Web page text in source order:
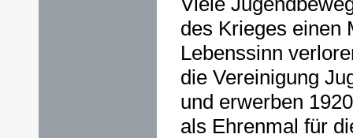
des Krieges einen
Lebenssinn
die Vereinigung
und erwerben
als Ehrenmal für